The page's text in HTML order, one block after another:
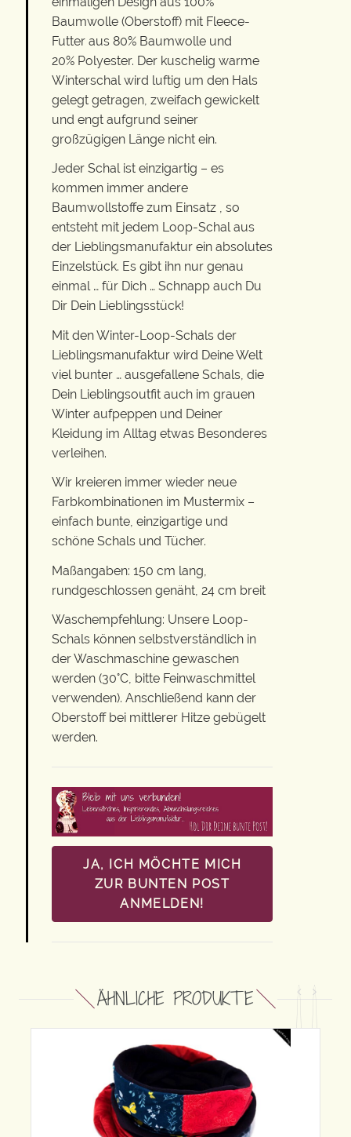
Baumwolle (Oberstoff) mit Fleece-
Futter aus 80% Baumwolle und
20% Polyester. Der kuschelig warme
Winterschal wird luftig um den Hals
gelegt getragen, zweifach gewickelt
und engt aufgrund seiner
großzügigen Länge nicht ein.
Jeder Schal ist einzigartig – es
kommen immer andere
Baumwollstoffe zum Einsatz , so
entsteht mit jedem Loop-Schal aus
der Lieblingsmanufaktur ein absolutes
Einzelstück. Es gibt ihn nur genau
einmal … für Dich … Schnapp auch Du
Dir Dein Lieblingsstück!
Mit den Winter-Loop-Schals der
Lieblingsmanufaktur wird Deine Welt
viel bunter … ausgefallene Schals, die
Dein Lieblingsoutfit auch im grauen
Winter aufpeppen und Deiner
Kleidung im Alltag etwas Besonderes
verleihen.
Wir kreieren immer wieder neue
Farbkombinationen im Mustermix –
einfach bunte, einzigartige und
schöne Schals und Tücher.
Maßangaben: 150 cm lang,
rundgeschlossen genäht, 24 cm breit
Waschempfehlung: Unsere Loop-
Schals können selbstverständlich in
der Waschmaschine gewaschen
werden (30°C, bitte Feinwaschmittel
verwenden). Anschließend kann der
Oberstoff bei mittlerer Hitze gebügelt
werden.
JA, ICH MÖCHTE MICH
ZUR BUNTEN POST
ANMELDEN!
ÄHNLICHE PRODUKTE